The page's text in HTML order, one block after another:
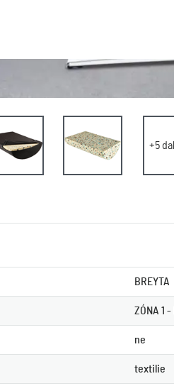
+5
BREYTA
ZÓNA 1
ne
textilie